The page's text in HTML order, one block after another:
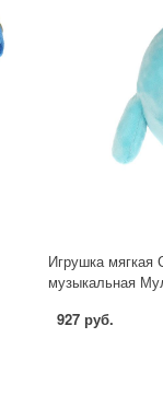
Игрушка
музыкальная
927 руб.